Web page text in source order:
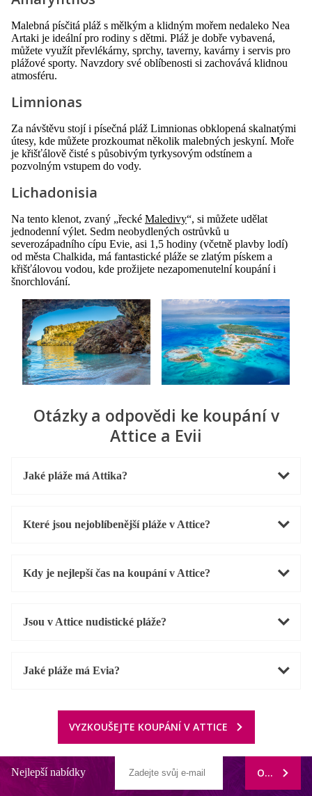
Malebná písčitá pláž s mělkým a klidným mořem nedaleko Nea
Artaki je ideální pro rodiny s dětmi. Pláž je dobře vybavená,
můžete využít převlékárny, sprchy, taverny, kavárny i servis pro
plážové sporty. Navzdory své oblíbenosti si zachovává klidnou
atmosféru.
Limnionas
Za návštěvu stojí i písečná pláž Limnionas obklopená skalnatými
útesy, kde můžete prozkoumat několik malebných jeskyní. Moře
je křišťálově čisté s působivým tyrkysovým odstínem a
pozvolným vstupem do vody.
Lichadonisia
Na tento klenot, zvaný „řecké Maledivy“, si můžete udělat
jednodenní výlet. Sedm neobydlených ostrůvků u
severozápadního cípu Evie, asi 1,5 hodiny (včetně plavby lodí)
od města Chalkida, má fantastické pláže se zlatým pískem a
křišťálovou vodou, kde prožijete nezapomenutelní koupání i
šnorchlování.
Otázky a odpovědi ke koupání v
Attice a Evii
Jaké pláže má Attika?
Které jsou nejoblíbenější pláže v Attice?
Kdy je nejlepší čas na koupání v Attice?
Jsou v Attice nudistické pláže?
Jaké pláže má Evia?
VYZKOUŠEJTE KOUPÁNÍ V ATTICE
Nejlepší nabídky ODEBÍRAT